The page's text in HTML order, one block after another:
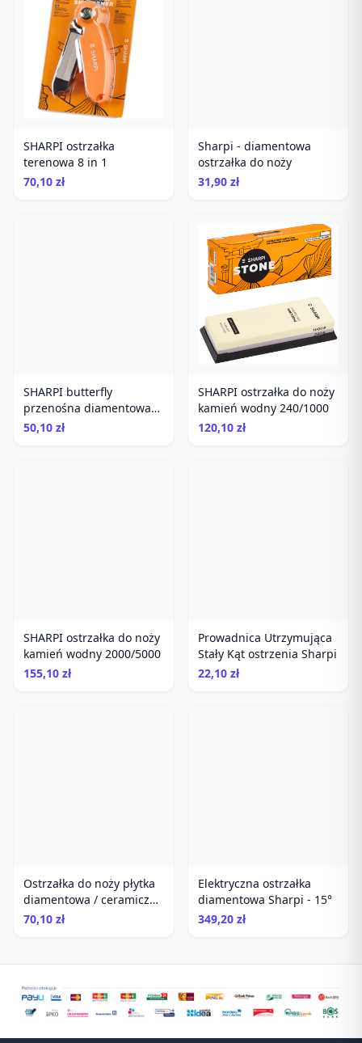
SHARPI ostrzałka
terenowa 8 in 1
70,10 zł
Sharpi - diamentowa
ostrzałka do noży
31,90 zł
SHARPI butterfly
przenośna diamentowa
ostrzałka
50,10 zł
SHARPI ostrzałka do noży
kamień wodny 240/1000
120,10 zł
SHARPI ostrzałka do noży
kamień wodny 2000/5000
155,10 zł
Prowadnica Utrzymująca
Stały Kąt ostrzenia Sharpi
22,10 zł
Ostrzałka do noży płytka
diamentowa / ceramiczna
SHARPI
70,10 zł
Elektryczna ostrzałka
diamentowa Sharpi - 15°
349,20 zł